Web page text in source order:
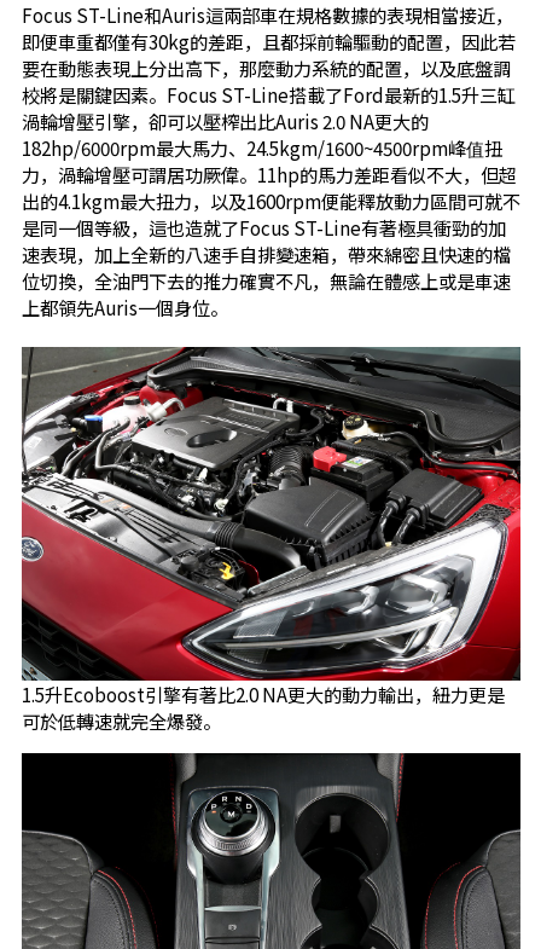
Focus ST-Line和Auris這兩部車在規格數據的表現相當接近，
即便車重都僅有30kg的差距，且都採前輪驅動的配置，因此若
要在動態表現上分出高下，那麼動力系統的配置，以及底盤調
校將是關鍵因素。Focus ST-Line搭載了Ford最新的1.5升三缸
渦輪增壓引擎，卻可以壓榨出比Auris 2.0 NA更大的
182hp/6000rpm最大馬力、24.5kgm/1600~4500rpm峰值扭
力，渦輪增壓可謂居功厥偉。11hp的馬力差距看似不大，但超
出的4.1kgm最大扭力，以及1600rpm便能釋放動力區間可就不
是同一個等級，這也造就了Focus ST-Line有著極具衝勁的加
速表現，加上全新的八速手自排變速箱，帶來綿密且快速的檔
位切換，全油門下去的推力確實不凡，無論在體感上或是車速
上都領先Auris一個身位。
1.5升Ecoboost引擎有著比2.0 NA更大的動力輸出，紐力更是
可於低轉速就完全爆發。